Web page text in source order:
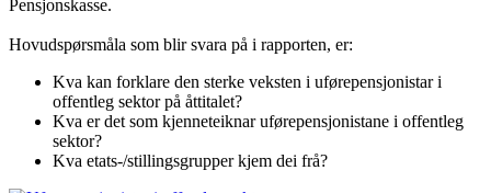
Pensjonskasse.
Hovudspørsmåla som blir svara på i rapporten, er:
Kva kan forklare den sterke veksten i uførepensjonistar i
offentleg sektor på åttitalet?
Kva er det som kjenneteiknar uførepensjonistane i offentleg
sektor?
Kva etats-/stillingsgrupper kjem dei frå?